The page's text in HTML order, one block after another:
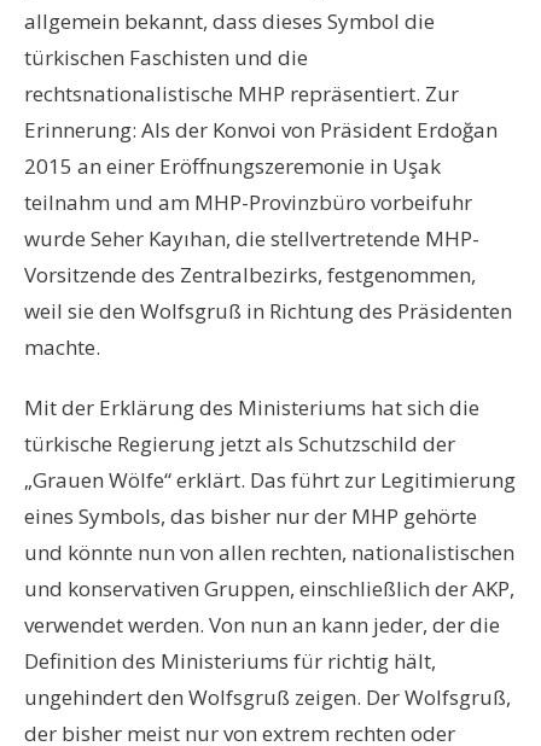
allgemein bekannt, dass dieses Symbol die
türkischen Faschisten und die
rechtsnationalistische MHP repräsentiert. Zur
Erinnerung: Als der Konvoi von Präsident Erdoğan
2015 an einer Eröffnungszeremonie in Uşak
teilnahm und am MHP-Provinzbüro vorbeifuhr
wurde Seher Kayıhan, die stellvertretende MHP-
Vorsitzende des Zentralbezirks, festgenommen,
weil sie den Wolfsgruß in Richtung des Präsidenten
machte.
Mit der Erklärung des Ministeriums hat sich die
türkische Regierung jetzt als Schutzschild der
„Grauen Wölfe“ erklärt. Das führt zur Legitimierung
eines Symbols, das bisher nur der MHP gehörte
und könnte nun von allen rechten, nationalistischen
und konservativen Gruppen, einschließlich der AKP,
verwendet werden. Von nun an kann jeder, der die
Definition des Ministeriums für richtig hält,
ungehindert den Wolfsgruß zeigen. Der Wolfsgruß,
der bisher meist nur von extrem rechten oder